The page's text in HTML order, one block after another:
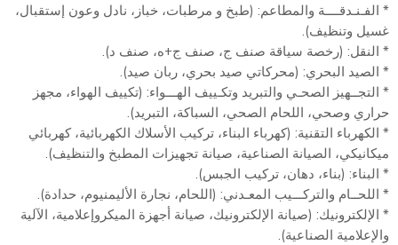
* الفـنـدقــــة والمطاعم: (طبخ و مرطبات، خباز، نادل وعون إستقبال،
غسيل وتنظيف).
* النقل: (رخصة سياقة صنف ج، صنف ج+ه، صنف د).
* الصيد البحري: (محركاتي صيد بحري، ربان صيد).
* التجــهيز الصحـي والتبريد وتكـييف الهـــواء: (تكييف الهواء، مجهز
حراري وصحي، اللحام الصحي، السباكة، التبريد).
* الكهرباء التقنية: (كهرباء البناء، تركيب الأسلاك الكهربائية، كهربائي
ميكانيكي، الصيانة الصناعية، صيانة تجهيزات المطبخ والتنظيف).
* البناء: (بناء، دهان، تركيب الجبس).
* اللحــام والتركـــيب المعـدني: (اللحام، نجارة الأليمنيوم، حدادة).
* الإلكترونيك: (صيانة الإلكترونيك، صيانة أجهزة الميكروإعلامية، الآلية
والإعلامية الصناعية).